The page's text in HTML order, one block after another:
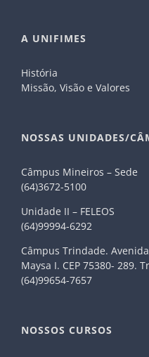
A UNIFIMES
História
Missão, Visão e Valores
NOSSAS UNIDADES/
Câmpus Mineiros – Sede
(64)3672-5100
Unidade II – FELEOS
(64)99994-6292
Câmpus Trindade.
Maysa I. CEP 75380- 289.
(64)99654-7657
NOSSOS CURSOS